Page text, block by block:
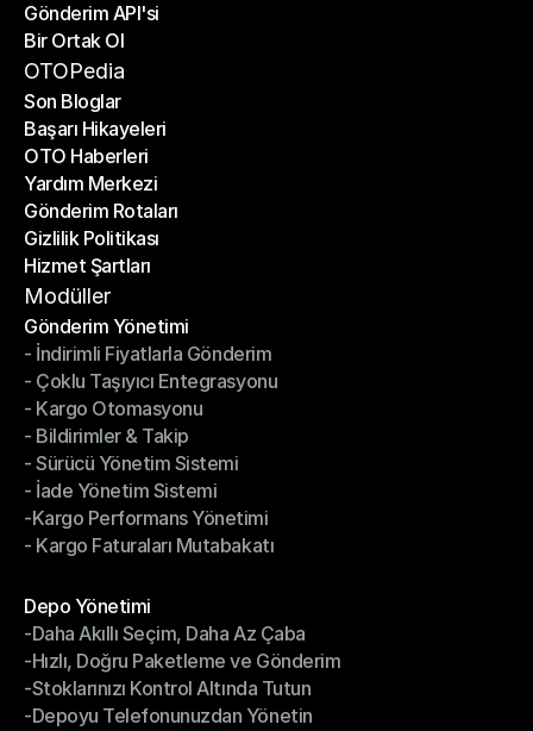
E-Ticaret Platformları
Gönderim API'si
Gönderim API'si
Bir Ortak Ol
Bir Ortak Ol
OTOPedia
Son Bloglar
Son Bloglar
Başarı Hikayeleri
Başarı Hikayeleri
OTO Haberleri
OTO Haberleri
Yardım Merkezi
Yardım Merkezi
Gönderim Rotaları
Gönderim Rotaları
Gizlilik Politikası
Gizlilik Politikası
Hizmet Şartları
Hizmet Şartları
Modüller
Gönderim Yönetimi
Gönderim Yönetimi
- İndirimli Fiyatlarla Gönderim
- İndirimli Fiyatlarla Gönderim
- Çoklu Taşıyıcı Entegrasyonu
- Çoklu Taşıyıcı Entegrasyonu
- Kargo Otomasyonu
- Kargo Otomasyonu
- Bildirimler & Takip
- Bildirimler & Takip
- Sürücü Yönetim Sistemi
- Sürücü Yönetim Sistemi
- İade Yönetim Sistemi
- İade Yönetim Sistemi
-Kargo Performans Yönetimi
-Kargo Performans Yönetimi
- Kargo Faturaları Mutabakatı
Depo Yönetimi
Depo Yönetimi
-Daha Akıllı Seçim, Daha Az Çaba
-Daha Akıllı Seçim, Daha Az Çaba
-Hızlı, Doğru Paketleme ve Gönderim
-Hızlı, Doğru Paketleme ve Gönderim
-Stoklarınızı Kontrol Altında Tutun
-Stoklarınızı Kontrol Altında Tutun
-Depoyu Telefonunuzdan Yönetin